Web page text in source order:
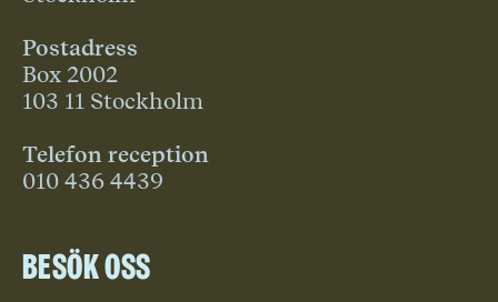
Postadress
Box 2002
103 11 Stockholm
Telefon reception
010 436 4439
Besök oss